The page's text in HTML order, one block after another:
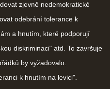
zjevně nedemokratické
odebrání tolerance k
a hnutím, které podporují
diskriminaci" atd. To završuje
by vyžadovalo:
k hnutím na levici".